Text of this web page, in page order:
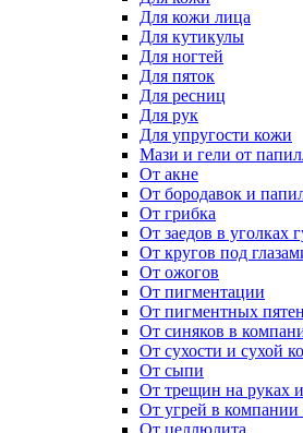
Для кожи лица
Для кутикулы
Для ногтей
Для пяток
Для ресниц
Для рук
Для упругости кожи
Мази и гели от
От акне
От бородавок и
От грибка
От заедов в уголках
От кругов под
От ожогов
От пигментации
От пигментных пятен
От синяков в
От сухости и сухой
От сыпи
От трещин на руках
От угрей в
От целлюлита